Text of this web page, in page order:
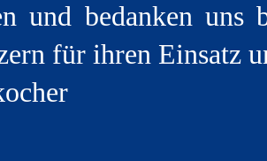
und bedanken uns
für ihren Einsatz